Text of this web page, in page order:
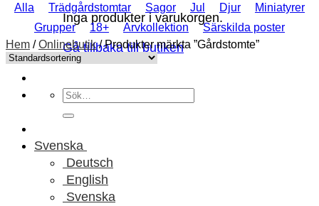
Inga produkter i varukorgen.
Gå tillbaka till butiken
Sök
efter:
Svenska
Deutsch
English
Svenska
Alla Trädgårdstomtar Sagor Jul Djur
Miniatyrer
Grupper
18+ Arvkollektion
Särskilda poster
Hem / Onlinebutik /Produkter märkta ”Gårdstomte”